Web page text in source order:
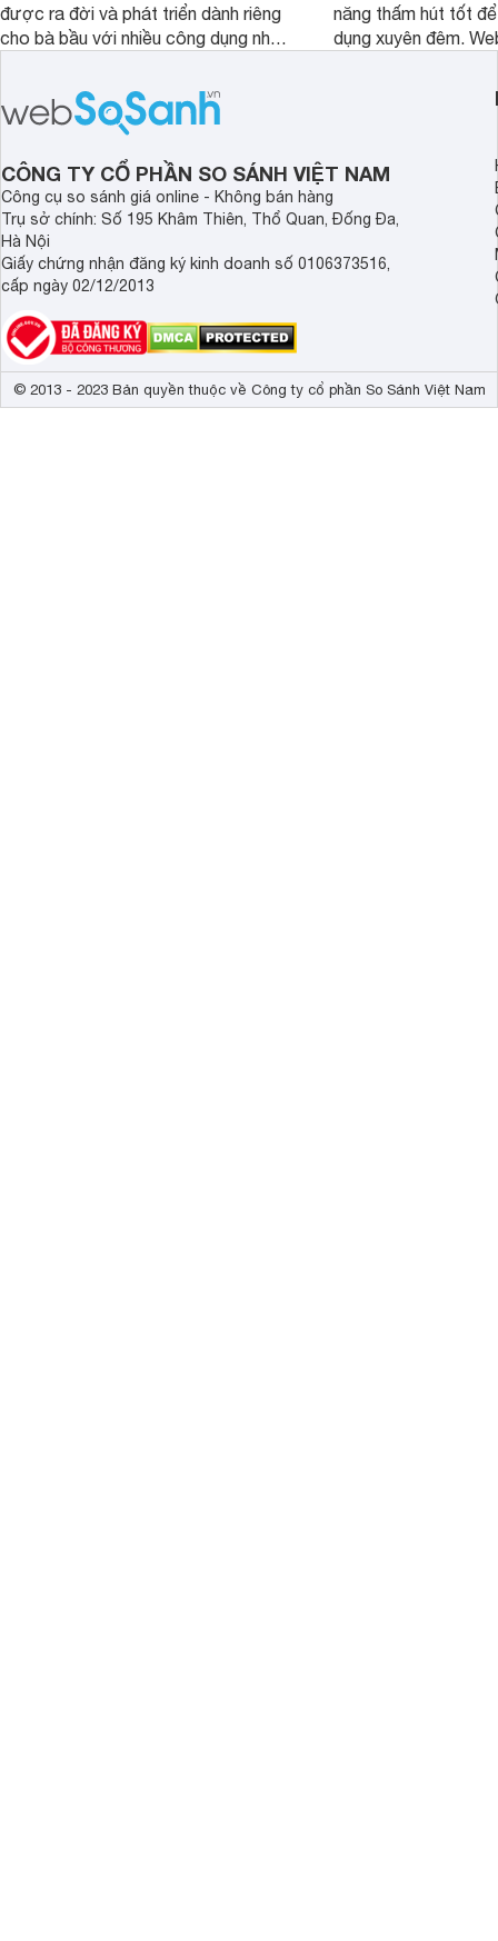
được ra đời và phát triển dành riêng
cho bà bầu với nhiều công dụng như
Bài viết sau sẽ cung cấp cho bạn các
thông tin quan trọng về xuất xứ, liều
lượng sử dụng an toàn và các đánh
giá thực tế của mẹ bầu đã sử dụng.
năng thấm hút tốt
dụng xuyên đêm.
thấm hút tốt nhất
thoải mái lựa chọn
CÔNG TY CỔ PHẦN SO SÁNH VIỆT NAM
Công cụ so sánh giá online - Không bán hàng
Trụ sở chính: Số 195 Khâm Thiên, Thổ Quan, Đống Đa,
Hà Nội
Giấy chứng nhận đăng ký kinh doanh số 0106373516,
cấp ngày 02/12/2013
© 2013 - 2023 Bản quyền thuộc về Công ty cổ phần So Sánh Việt Nam